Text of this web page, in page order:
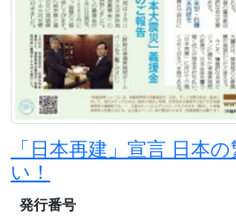
「日本再建」宣言 日本
い！
発行番号